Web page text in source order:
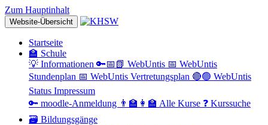
Zum Hauptinhalt
Website-Übersicht
Startseite
🏫 Schule
💡 Informationen 🔑📅📗 WebUntis 📅 WebUntis
Stundenplan 📅 WebUntis Vertretungsplan 🔴🟢 WebUntis
Status Impressum
🔑 moodle-Anmeldung 👨‍🏫👩‍🏫 Alle Kurse ❓ Kurssuche
🗃 Bildungsgänge